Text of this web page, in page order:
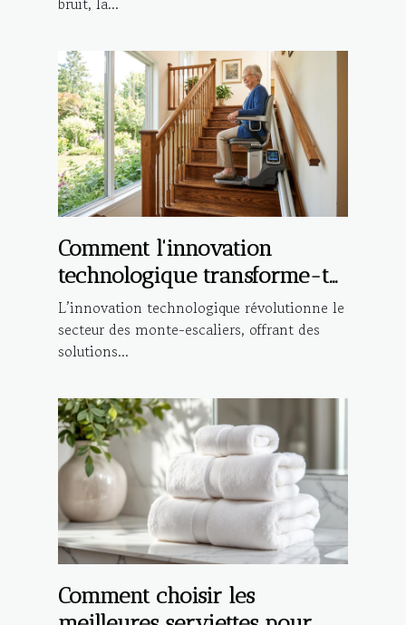
Comment l'innovation
technologique transforme-t-
elle les monte-escaliers ?
L’innovation technologique révolutionne le
secteur des monte-escaliers, offrant des
solutions...
Comment choisir les